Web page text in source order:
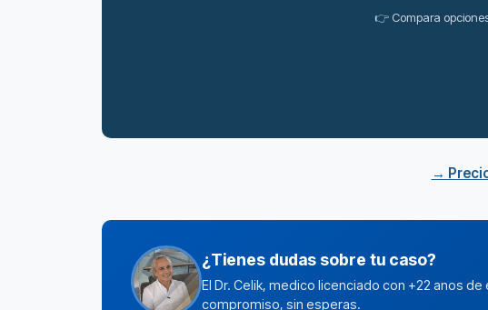
👉 Compara
→
¿Tienes dudas sobre tu caso?
El Dr. Celik, medico licenciado con +22 anos
compromiso, sin esperas.